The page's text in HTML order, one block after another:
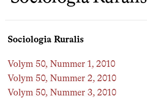
Sociologia Ruralis
Volym 50, Nummer 1, 2010
Volym 50, Nummer 2, 2010
Volym 50, Nummer 3, 2010